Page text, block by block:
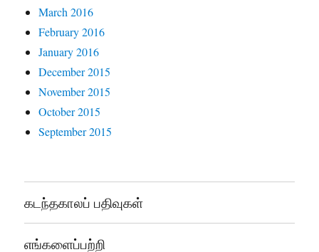
March 2016
February 2016
January 2016
December 2015
November 2015
October 2015
September 2015
கடந்தகாலப் பதிவுகள்
எங்களைப்பற்றி